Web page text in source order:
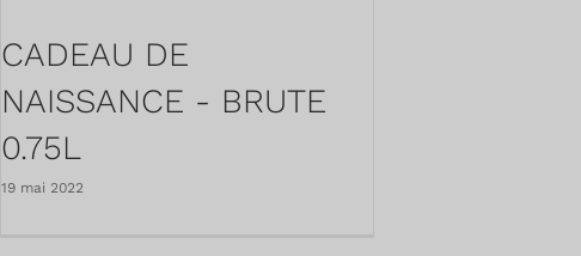
CADEAU DE
NAISSANCE - BRUTE
0.75L
19 mai 2022